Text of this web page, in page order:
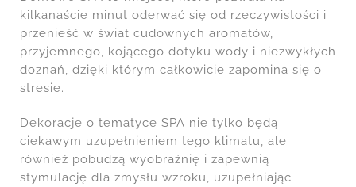
kilkanaście minut oderwać się od rzeczywistości i
przenieść w świat cudownych aromatów,
przyjemnego, kojącego dotyku wody i niezwykłych
doznań, dzięki którym całkowicie zapomina się o
stresie.
Dekoracje o tematyce SPA nie tylko będą
ciekawym uzupełnieniem tego klimatu, ale
również pobudzą wyobraźnię i zapewnią
stymulację dla zmysłu wzroku, uzupełniając